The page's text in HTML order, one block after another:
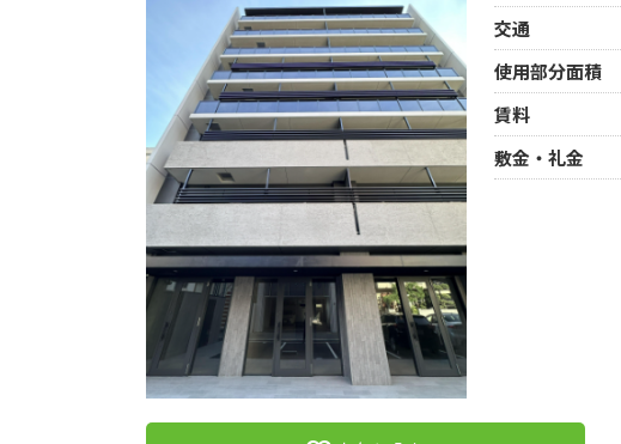
交通
使用部分面積
賃料
敷金・礼金